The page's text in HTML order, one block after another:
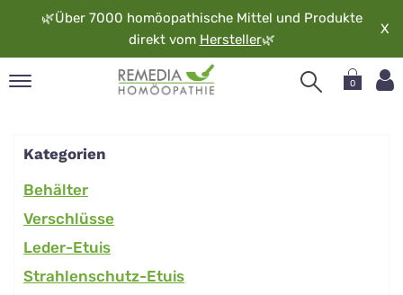
🌿Über 7000 homöopathische Mittel und Produkte
direkt vom Hersteller🌿
X
0
Kategorien
Behälter
Verschlüsse
Leder-Etuis
Strahlenschutz-Etuis